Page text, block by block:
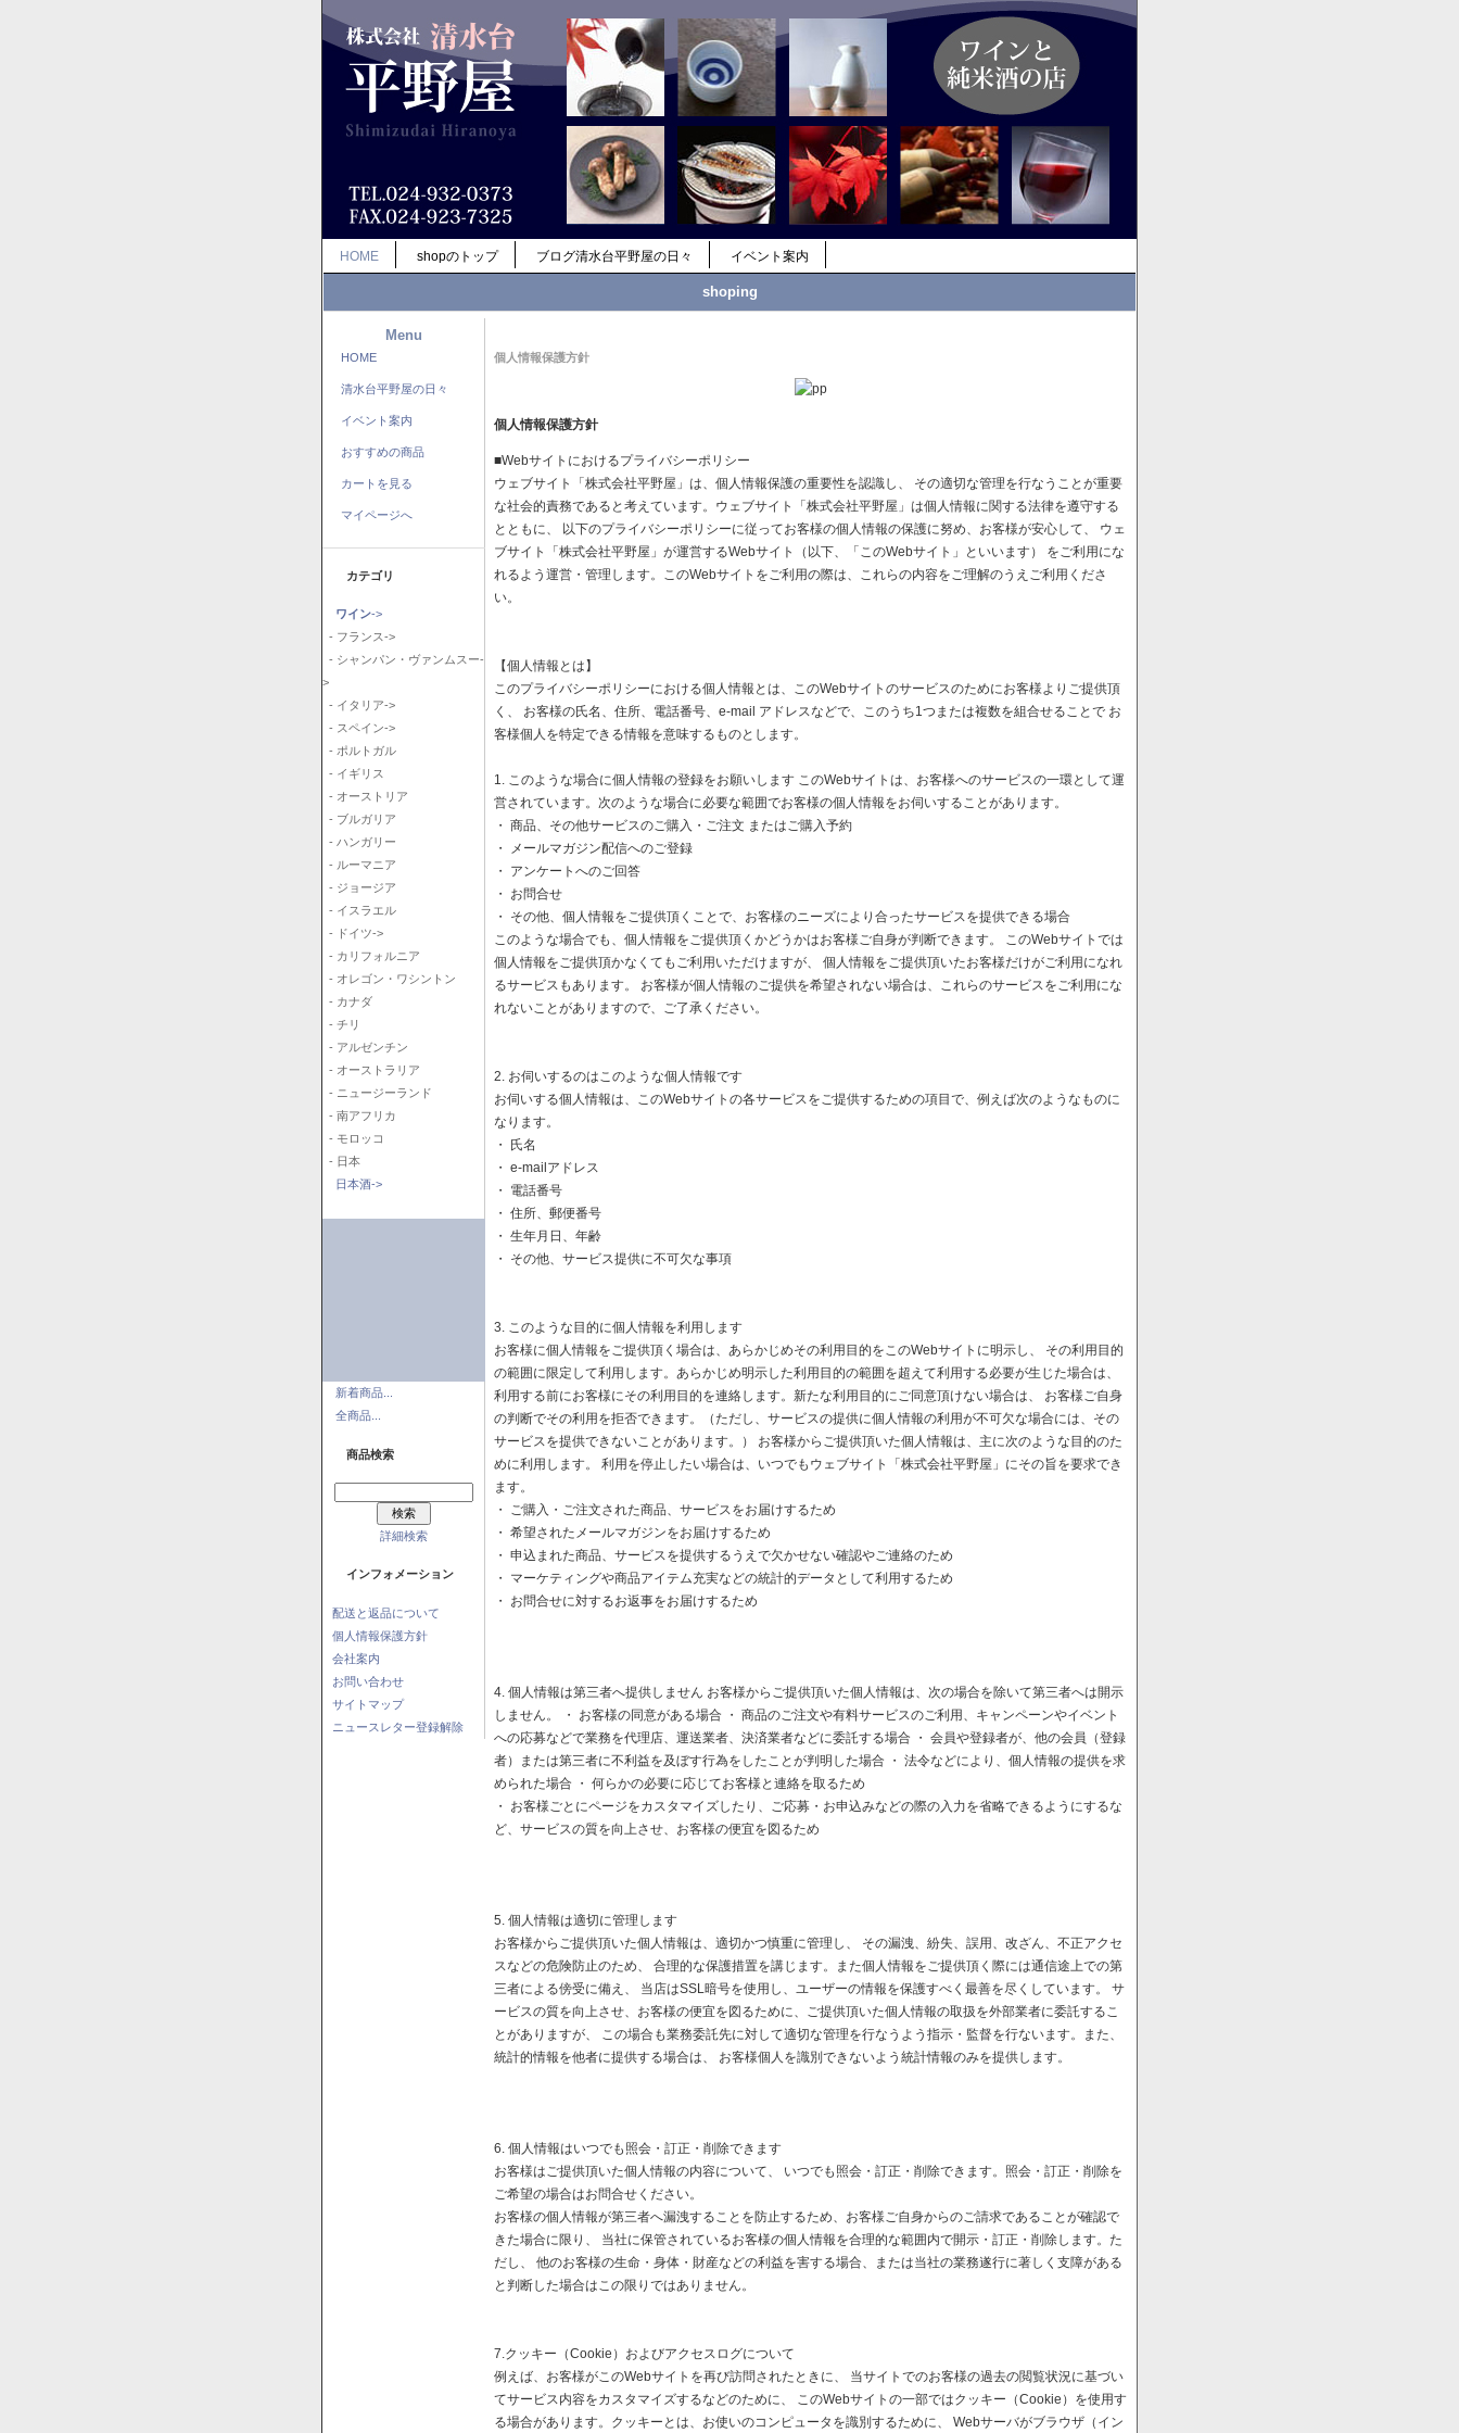
HOME shopのトップ ブログ清水台平野屋の日々 イベント案内
shoping
Menu
HOME
清水台平野屋の日々
イベント案内
おすすめの商品
カートを見る
マイページへ
カテゴリ
ワイン->
- フランス->
- シャンパン・ヴァンムスー-
>
- イタリア->
- スペイン->
- ポルトガル
- イギリス
- オーストリア
- ブルガリア
- ハンガリー
- ルーマニア
- ジョージア
- イスラエル
- ドイツ->
- カリフォルニア
- オレゴン・ワシントン
- カナダ
- チリ
- アルゼンチン
- オーストラリア
- ニュージーランド
- 南アフリカ
- モロッコ
- 日本
日本酒->
新着商品...
全商品...
商品検索
詳細検索
インフォメーション
配送と返品について
個人情報保護方針
会社案内
お問い合わせ
サイトマップ
ニュースレター登録解除
個人情報保護方針
個人情報保護方針
■Webサイトにおけるプライバシーポリシー
ウェブサイト「株式会社平野屋」は、個人情報保護の重要性を認識し、 その適切な管理を行なうことが重要
な社会的責務であると考えています。ウェブサイト「株式会社平野屋」は個人情報に関する法律を遵守する
とともに、 以下のプライバシーポリシーに従ってお客様の個人情報の保護に努め、お客様が安心して、 ウェ
ブサイト「株式会社平野屋」が運営するWebサイト（以下、「このWebサイト」といいます） をご利用にな
れるよう運営・管理します。このWebサイトをご利用の際は、これらの内容をご理解のうえご利用くださ
い。
【個人情報とは】
このプライバシーポリシーにおける個人情報とは、このWebサイトのサービスのためにお客様よりご提供頂
く、 お客様の氏名、住所、電話番号、e-mail アドレスなどで、このうち1つまたは複数を組合せることで お
客様個人を特定できる情報を意味するものとします。
1. このような場合に個人情報の登録をお願いします このWebサイトは、お客様へのサービスの一環として運
営されています。次のような場合に必要な範囲でお客様の個人情報をお伺いすることがあります。
・ 商品、その他サービスのご購入・ご注文 またはご購入予約
・ メールマガジン配信へのご登録
・ アンケートへのご回答
・ お問合せ
・ その他、個人情報をご提供頂くことで、お客様のニーズにより合ったサービスを提供できる場合
このような場合でも、個人情報をご提供頂くかどうかはお客様ご自身が判断できます。 このWebサイトでは
個人情報をご提供頂かなくてもご利用いただけますが、 個人情報をご提供頂いたお客様だけがご利用になれ
るサービスもあります。 お客様が個人情報のご提供を希望されない場合は、これらのサービスをご利用にな
れないことがありますので、ご了承ください。
2. お伺いするのはこのような個人情報です
お伺いする個人情報は、このWebサイトの各サービスをご提供するための項目で、例えば次のようなものに
なります。
・ 氏名
・ e-mailアドレス
・ 電話番号
・ 住所、郵便番号
・ 生年月日、年齢
・ その他、サービス提供に不可欠な事項
3. このような目的に個人情報を利用します
お客様に個人情報をご提供頂く場合は、あらかじめその利用目的をこのWebサイトに明示し、 その利用目的
の範囲に限定して利用します。あらかじめ明示した利用目的の範囲を超えて利用する必要が生じた場合は、
利用する前にお客様にその利用目的を連絡します。新たな利用目的にご同意頂けない場合は、 お客様ご自身
の判断でその利用を拒否できます。（ただし、サービスの提供に個人情報の利用が不可欠な場合には、その
サービスを提供できないことがあります。） お客様からご提供頂いた個人情報は、主に次のような目的のた
めに利用します。 利用を停止したい場合は、いつでもウェブサイト「株式会社平野屋」にその旨を要求でき
ます。
・ ご購入・ご注文された商品、サービスをお届けするため
・ 希望されたメールマガジンをお届けするため
・ 申込まれた商品、サービスを提供するうえで欠かせない確認やご連絡のため
・ マーケティングや商品アイテム充実などの統計的データとして利用するため
・ お問合せに対するお返事をお届けするため
4. 個人情報は第三者へ提供しません お客様からご提供頂いた個人情報は、次の場合を除いて第三者へは開示
しません。 ・ お客様の同意がある場合 ・ 商品のご注文や有料サービスのご利用、キャンペーンやイベント
への応募などで業務を代理店、運送業者、決済業者などに委託する場合 ・ 会員や登録者が、他の会員（登録
者）または第三者に不利益を及ぼす行為をしたことが判明した場合 ・ 法令などにより、個人情報の提供を求
められた場合 ・ 何らかの必要に応じてお客様と連絡を取るため
・ お客様ごとにページをカスタマイズしたり、ご応募・お申込みなどの際の入力を省略できるようにするな
ど、サービスの質を向上させ、お客様の便宜を図るため
5. 個人情報は適切に管理します
お客様からご提供頂いた個人情報は、適切かつ慎重に管理し、 その漏洩、紛失、誤用、改ざん、不正アクセ
スなどの危険防止のため、 合理的な保護措置を講じます。また個人情報をご提供頂く際には通信途上での第
三者による傍受に備え、 当店はSSL暗号を使用し、ユーザーの情報を保護すべく最善を尽くしています。 サ
ービスの質を向上させ、お客様の便宜を図るために、ご提供頂いた個人情報の取扱を外部業者に委託するこ
とがありますが、 この場合も業務委託先に対して適切な管理を行なうよう指示・監督を行ないます。また、
統計的情報を他者に提供する場合は、 お客様個人を識別できないよう統計情報のみを提供します。
6. 個人情報はいつでも照会・訂正・削除できます
お客様はご提供頂いた個人情報の内容について、 いつでも照会・訂正・削除できます。照会・訂正・削除を
ご希望の場合はお問合せください。
お客様の個人情報が第三者へ漏洩することを防止するため、お客様ご自身からのご請求であることが確認で
きた場合に限り、 当社に保管されているお客様の個人情報を合理的な範囲内で開示・訂正・削除します。た
だし、 他のお客様の生命・身体・財産などの利益を害する場合、または当社の業務遂行に著しく支障がある
と判断した場合はこの限りではありません。
7.クッキー（Cookie）およびアクセスログについて
例えば、お客様がこのWebサイトを再び訪問されたときに、 当サイトでのお客様の過去の閲覧状況に基づい
てサービス内容をカスタマイズするなどのために、 このWebサイトの一部ではクッキー（Cookie）を使用す
る場合があります。クッキーとは、お使いのコンピュータを識別するために、 Webサーバがブラウザ（イン